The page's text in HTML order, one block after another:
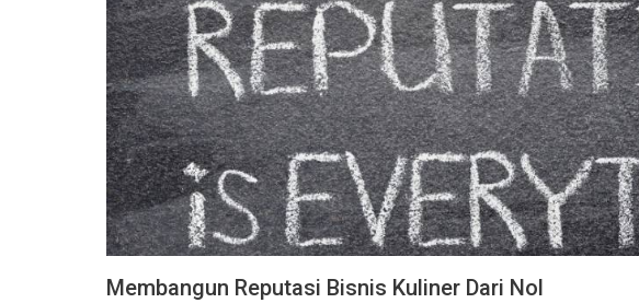
Membangun Reputasi Bisnis Kuliner Dari Nol